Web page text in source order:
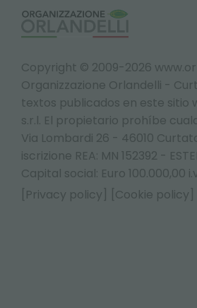
Copyright © 2009-2026
Organizzazione Orlandelli -
textos publicados en este sitio
s.r.l. El propietario prohíbe
Via Lombardi 26 - 46010
iscrizione REA: MN 152392 -
Capital social: Euro 100.000,00
[Privacy policy]
[Cookie policy]